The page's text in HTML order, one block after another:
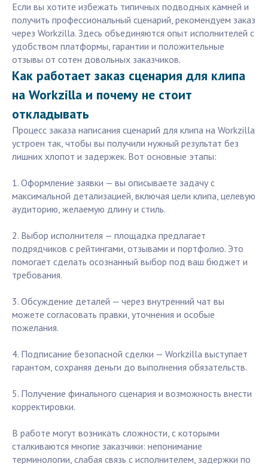
Если вы хотите избежать типичных подводных камней и
получить профессиональный сценарий, рекомендуем заказ
через Workzilla. Здесь объединяются опыт исполнителей с
удобством платформы, гарантии и положительные
отзывы от сотен довольных заказчиков.
Как работает заказ сценария для клипа
на Workzilla и почему не стоит
откладывать
Процесс заказа написания сценарий для клипа на Workzilla
устроен так, чтобы вы получили нужный результат без
лишних хлопот и задержек. Вот основные этапы:
1. Оформление заявки — вы описываете задачу с
максимальной детализацией, включая цели клипа, целевую
аудиторию, желаемую длину и стиль.
2. Выбор исполнителя — площадка предлагает
подрядчиков с рейтингами, отзывами и портфолио. Это
помогает сделать осознанный выбор под ваш бюджет и
требования.
3. Обсуждение деталей — через внутренний чат вы
можете согласовать правки, уточнения и особые
пожелания.
4. Подписание безопасной сделки — Workzilla выступает
гарантом, сохраняя деньги до выполнения обязательств.
5. Получение финального сценария и возможность внести
корректировки.
В работе могут возникать сложности, с которыми
сталкиваются многие заказчики: непонимание
терминологии, слабая связь с исполнителем, задержки по